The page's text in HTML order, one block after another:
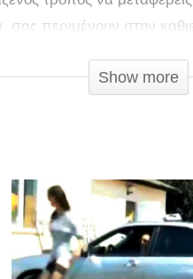
σας περιμένουν στην
Show more